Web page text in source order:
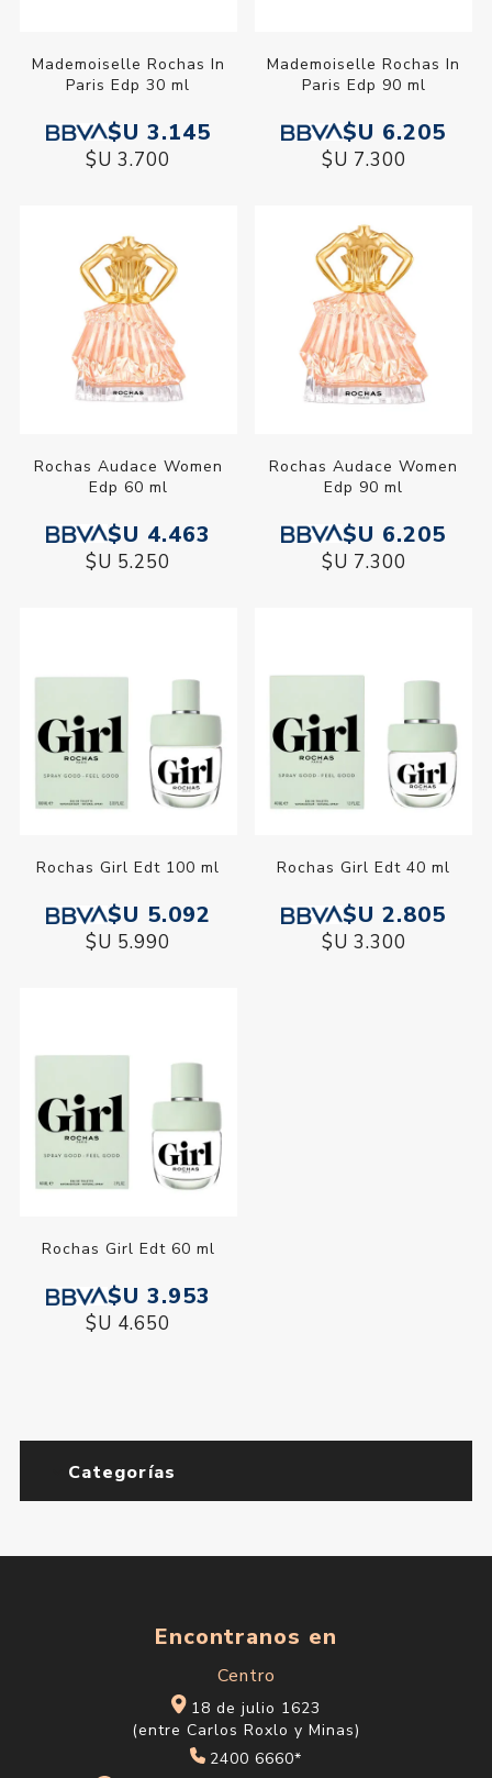
Mademoiselle Rochas In
Paris Edp 30 ml
$U 3.145
$U 3.700
Mademoiselle Rochas In
Paris Edp 90 ml
$U 6.205
$U 7.300
Rochas Audace Women
Edp 60 ml
$U 4.463
$U 5.250
Rochas Audace Women
Edp 90 ml
$U 6.205
$U 7.300
Rochas Girl Edt 100 ml
$U 5.092
$U 5.990
Rochas Girl Edt 40 ml
$U 2.805
$U 3.300
Rochas Girl Edt 60 ml
$U 3.953
$U 4.650
Categorías
Encontranos en
Centro
18 de julio 1623
(entre Carlos Roxlo y Minas)
2400 6660*